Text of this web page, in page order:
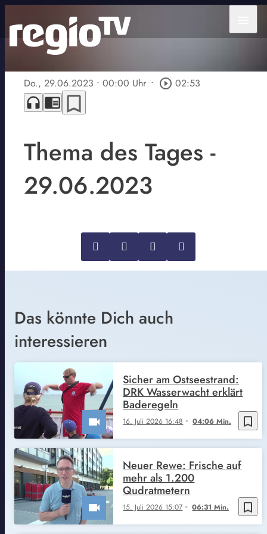
Do., 29.06.2023 • 00:00 Uhr • play_circle_outline 02:53
headphones chrome_reader_mode bookmark_border
Thema des Tages -
29.06.2023
Das könnte Dich auch
interessieren
bookmark_border
16. Juli 2026 16:48 04:06 Min.
Sicher am Ostseestrand:
DRK Wasserwacht erklärt
Baderegeln
bookmark_border
15. Juli 2026 15:07 06:31 Min.
Neuer Rewe: Frische auf
mehr als 1.200
Qudratmetern